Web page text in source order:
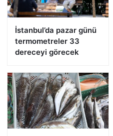
İstanbul’da pazar günü
termometreler 33
dereceyi görecek